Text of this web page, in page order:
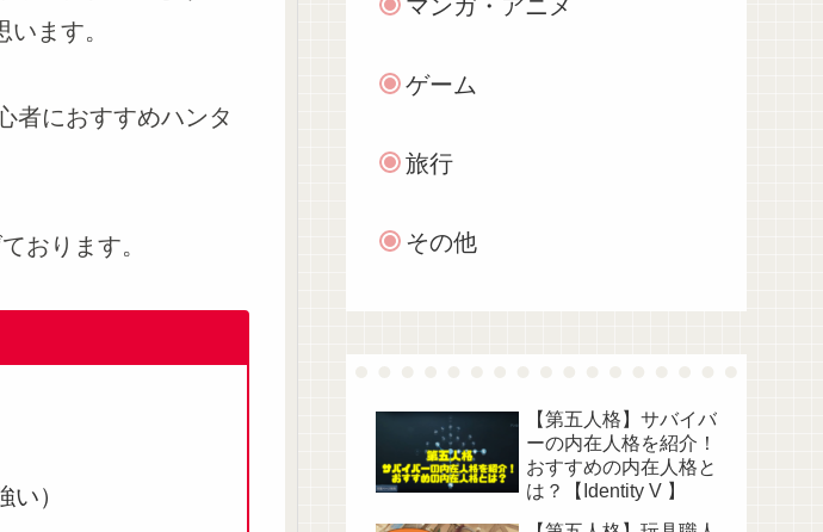
ます。
者におすすめハンタ
おります。
）
マンガ・アニメ
ゲーム
旅行
その他
【第五人格】サバイバ
ーの内在人格を紹介！
おすすめの内在人格と
は？【Identity V 】